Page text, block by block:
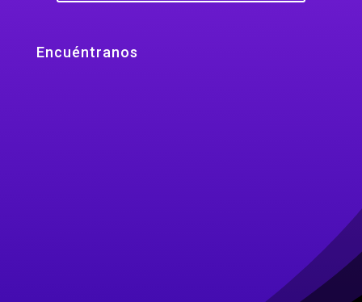
Encuéntranos